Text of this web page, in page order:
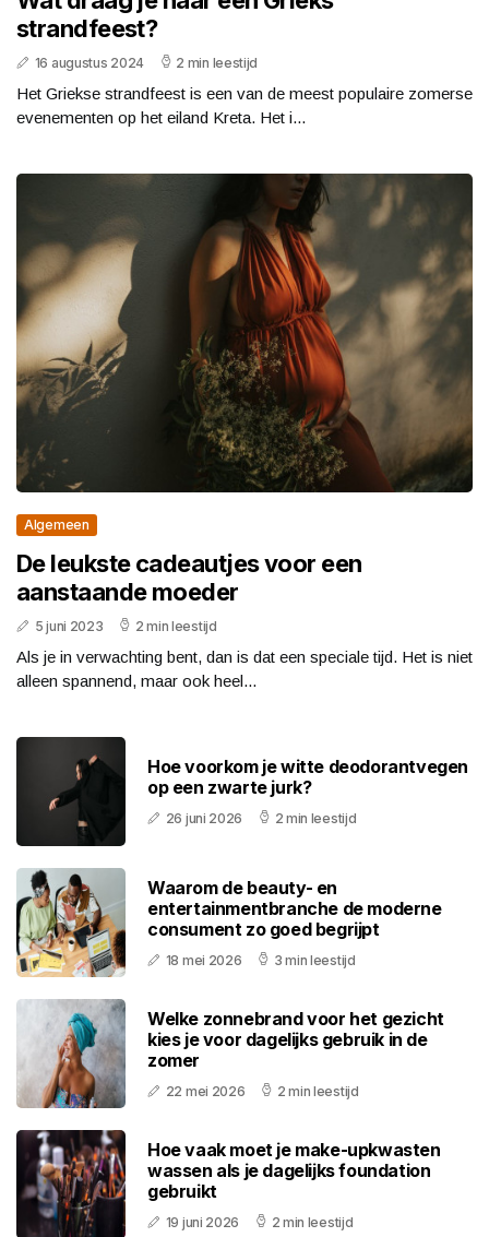
strandfeest?
16 augustus 2024 2 min leestijd
Het Griekse strandfeest is een van de meest populaire zomerse
evenementen op het eiland Kreta. Het i...
Algemeen
De leukste cadeautjes voor een
aanstaande moeder
5 juni 2023 2 min leestijd
Als je in verwachting bent, dan is dat een speciale tijd. Het is niet
alleen spannend, maar ook heel...
Hoe voorkom je witte deodorantvegen
op een zwarte jurk?
26 juni 2026 2 min leestijd
Waarom de beauty- en
entertainmentbranche de moderne
consument zo goed begrijpt
18 mei 2026 3 min leestijd
Welke zonnebrand voor het gezicht
kies je voor dagelijks gebruik in de
zomer
22 mei 2026 2 min leestijd
Hoe vaak moet je make-upkwasten
wassen als je dagelijks foundation
gebruikt
19 juni 2026 2 min leestijd